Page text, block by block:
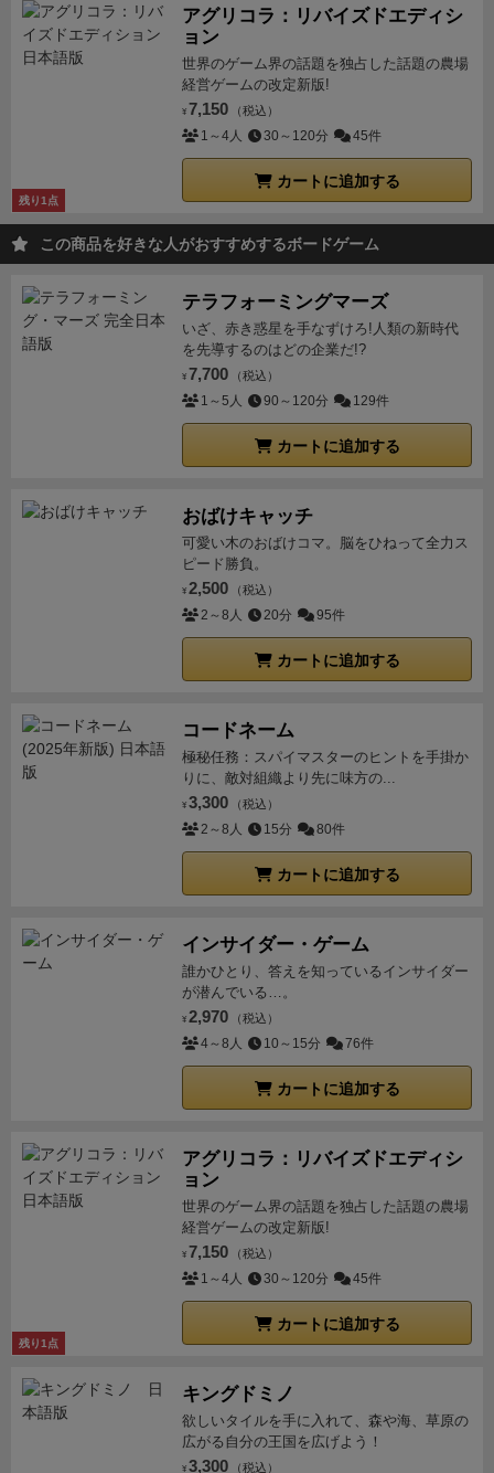
ヤーは 2名声点 を獲得できる。毎ラウンド終了時に2名
声点を獲得できるのは非常に美味しい。
の運ゲーじゃん！と言いたくなるが、実はこれには抜
け道があり、コイン1枚
族コマを引いて良いのだ。つまりお金さえ払えば教会
のミサに参加することができる。やはり世の中、お金
＜良いところ＞
な選択方式
調整可能な運要素を盛り込んだ「 ミサ」
＜悪いところ＞
影響力コマの配置、ミサなど運要素はやや強め。
旅アクションがやや弱い？ →のちに
＜説明書＆対象＞ 説明書： 12ページ。インスト：
１時間20分 （４人プレイ）
Weight: 3.07（2022/12/30現在）、重めの中量級。お
ンプルで遊びやすく、それでいて戦略性も高いため、
かなり幅広い層に受け入れられるのではないだろう
※今回のレビューにあたり公式HPおよび説明書よ
り画像を引用させていただきました。問題があれば削
この作品はとにかく素晴らしい！「村」という非
常に狭い世界の身近なテーマを、一族の歴史を紡ぐ深
わい深いアートワークも雰囲気を盛り上げてくれる。
ゲームシステムとしても特徴的な「死去システム 」を
取り入れたワカプレで、遊びやすさと戦略性の両方を
兼ね備えており初めてでも深いプレイ感を存分に楽し
むことが出来る。また、「ミサ」というアナログなラ
ンダム要素を取り入れることによりゲーム展開が読め
ことで運要素を回避できるシステムも秀逸だ。これに
より、お金を蓄えた上手いプレイヤーは堅実にスコア
することが出来るし、お金のないプレイヤーはバッグ
ドローで一発挽回を狙う楽しみもある。
ワーカーが死去して村の名鑑に載るフレーバーと
が最高に好きだ。村の外では全く知られるこ
とのない無名の村人が、一生をかけて従事した仕事の
れる。こんなに素敵なことがあるだろうか。そして、
それをさも当然のようにゲームシステムとして取り込
んだブラント夫妻の価値観、人生観をとても魅力的に
も思う。10年以上前の作品だが、まだ未プレイの方に
残り1点
アグリコラ：リバイズドエディシ
ョン
世界のゲーム界の話題を独占した話題の農場
経営ゲームの改定新版!
¥ 7,150 （税込）
1～4人 30～120分 45件
カートに追加する
この商品を好きな人がおすすめするボードゲーム
テラフォーミングマーズ
いざ、赤き惑星を手なずけろ!人類の新時代
を先導するのはどの企業だ!?
¥ 7,700 （税込）
1～5人 90～120分 129件
カートに追加する
おばけキャッチ
可愛い木のおばけコマ。脳をひねって全力ス
ピード勝負。
¥ 2,500 （税込）
2～8人 20分 95件
カートに追加する
コードネーム
極秘任務：スパイマスターのヒントを手掛か
りに、敵対組織より先に味方の...
¥ 3,300 （税込）
2～8人 15分 80件
カートに追加する
インサイダー・ゲーム
誰かひとり、答えを知っているインサイダー
が潜んでいる…。
¥ 2,970 （税込）
4～8人 10～15分 76件
カートに追加する
残り1点
アグリコラ：リバイズドエディシ
ョン
世界のゲーム界の話題を独占した話題の農場
経営ゲームの改定新版!
¥ 7,150 （税込）
1～4人 30～120分 45件
カートに追加する
キングドミノ
欲しいタイルを手に入れて、森や海、草原の
広がる自分の王国を広げよう！
¥ 3,300 （税込）